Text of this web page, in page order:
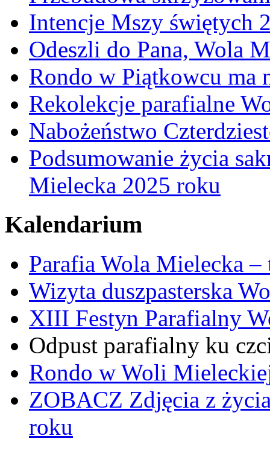
Intencje Mszy świętych
Odeszli do Pana, Wola
Rondo w Piątkowcu ma
Rekolekcje parafialne
Nabożeństwo
Podsumowanie życia
Mielecka 2025 roku
Kalendarium
Parafia Wola Mielecka
Wizyta duszpasterska
XIII Festyn Parafialny
Odpust parafialny ku
Rondo w Woli
ZOBACZ Zdjęcia z
roku